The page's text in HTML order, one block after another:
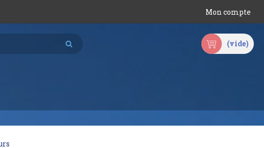
Mon compte
(vide)